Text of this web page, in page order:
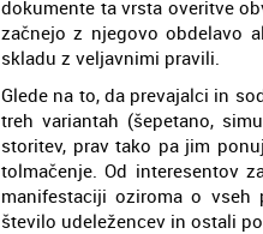
dokumente ta vrsta overitve
začnejo z njegovo obdelavo
skladu z veljavnimi pravili.
Glede na to, da prevajalci in
treh variantah (šepetano,
storitev, prav tako pa jim
tolmačenje. Od interesentov
manifestaciji oziroma o vseh
število udeležencev in ostali